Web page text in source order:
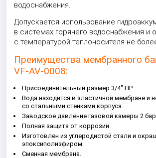
водоснабжения.
Допускается использование
в системах горячего водоснабжения и
с температурой теплоносителя не
Преимущества мембранного
VF-AV-0008:
Присоединительный размер 3/4" HP
Вода находится в эластичной мембране и
со стальными стенками корпуса.
Заводское давление газовой камеры 2
Полная защита от коррозии.
Изготовлен из углеродистой стали и
эпоксиполиэфиром.
Сменная мембрана.